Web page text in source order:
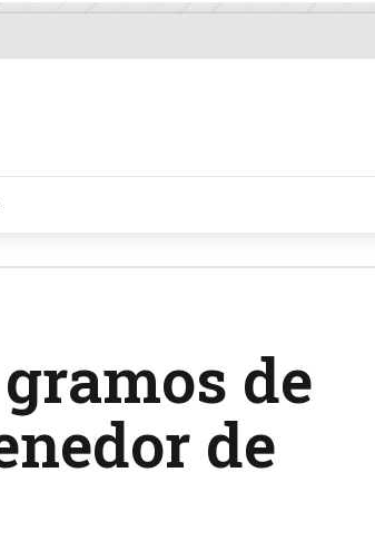
de
de